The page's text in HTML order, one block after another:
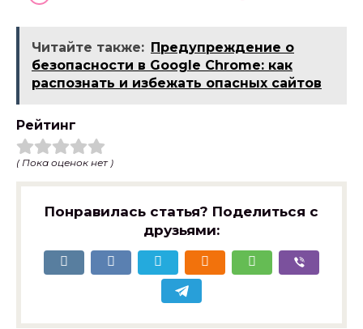
Читайте также: Предупреждение о
безопасности в Google Chrome: как
распознать и избежать опасных сайтов
Рейтинг
( Пока оценок нет )
Понравилась статья? Поделиться с
друзьями: